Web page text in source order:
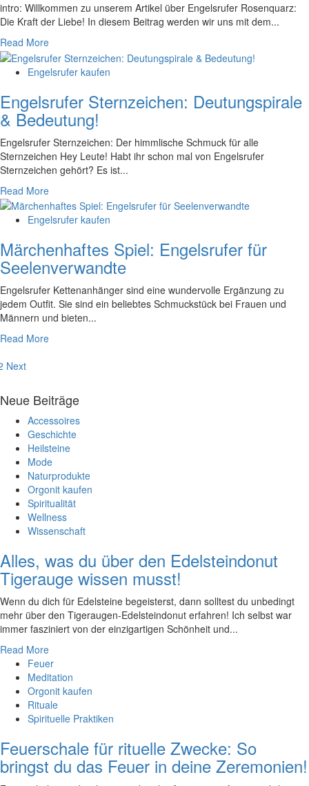
intro: Willkommen⁣ zu unserem Artikel über ⁤Engelsrufer Rosenquarz:
⁢Die ⁣Kraft⁢ der Liebe! ‍In diesem Beitrag werden wir⁣ uns mit ‌dem...
Read More
Engelsrufer kaufen
Engelsrufer Sternzeichen: Deutungspirale
& Bedeutung!
Engelsrufer Sternzeichen: Der himmlische Schmuck für alle
Sternzeichen Hey Leute! Habt ihr schon mal von Engelsrufer
Sternzeichen gehört? Es ist...
Read More
Engelsrufer kaufen
Märchenhaftes Spiel: Engelsrufer für
Seelenverwandte
Engelsrufer Kettenanhänger sind eine wundervolle Ergänzung zu
jedem Outfit. Sie sind ein beliebtes Schmuckstück bei Frauen und
Männern und bieten...
Read More
Next
Neue Beiträge
Accessoires
Geschichte
Heilsteine
Mode
Naturprodukte
Orgonit kaufen
Spiritualität
Wellness
Wissenschaft
Alles, was du über den Edelsteindonut
Tigerauge wissen musst!
Wenn‌ du dich für Edelsteine begeisterst, dann solltest du unbedingt
mehr⁢ über den Tigeraugen-Edelsteindonut erfahren! Ich selbst war
immer fasziniert ‍von der einzigartigen Schönheit und...
Read More
Feuer
Meditation
Orgonit kaufen
Rituale
Spirituelle Praktiken
Feuerschale für rituelle Zwecke: So
bringst du das Feuer in deine Zeremonien!